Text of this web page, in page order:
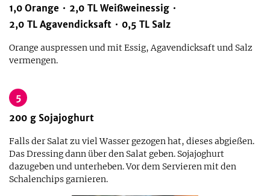
1,0 Orange 2,0 TL Weißweinessig
2,0 TL Agavendicksaft 0,5 TL Salz
Orange auspressen und mit Essig, Agavendicksaft und Salz
vermengen.
5
200 g Sojajoghurt
Falls der Salat zu viel Wasser gezogen hat, dieses abgießen.
Das Dressing dann über den Salat geben. Sojajoghurt
dazugeben und unterheben. Vor dem Servieren mit den
Schalenchips garnieren.